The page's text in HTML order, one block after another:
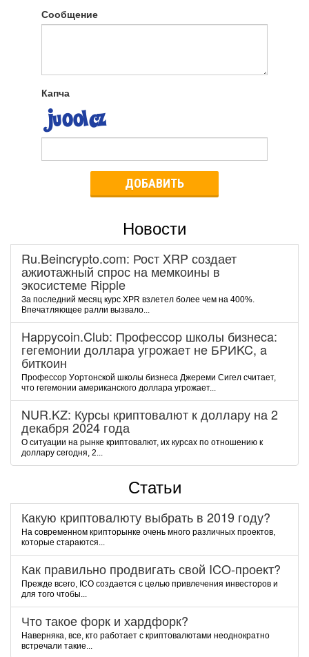
Сообщение
Капча
ДОБАВИТЬ
Новости
Ru.Beincrypto.com: Рост XRP создает
ажиотажный спрос на мемкоины в
экосистеме Ripple
За последний месяц курс XPR взлетел более чем на 400%.
Впечатляющее ралли вызвало...
Happycoin.Club: Пpoфeccop шкoлы бизнeca:
гeгeмoнии дoллapa угpoжaeт нe БPИKC, a
биткoин
Пpoфeccop Уopтoнcкoй шкoлы бизнeca Джepeми Cигeл cчитaeт,
чтo гeгeмoнии aмepикaнcкoгo дoллapa угpoжaeт...
NUR.KZ: Курсы криптовалют к доллару на 2
декабря 2024 года
О ситуации на рынке криптовалют, их курсах по отношению к
доллару сегодня, 2...
Статьи
Какую криптовалюту выбрать в 2019 году?
На современном крипторынке очень много различных проектов,
которые стараются...
Как правильно продвигать свой ICO-проект?
Прежде всего, ICO создается с целью привлечения инвесторов и
для того чтобы...
Что такое форк и хардфорк?
Наверняка, все, кто работает с криптовалютами неоднократно
встречали такие...